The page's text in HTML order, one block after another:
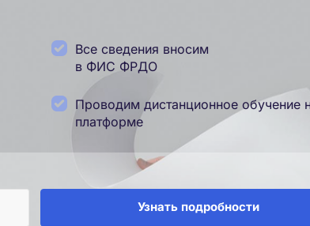
Все сведения вносим
в ФИС ФРДО
Проводим дистанционное обучение
платформе
Узнать подробности